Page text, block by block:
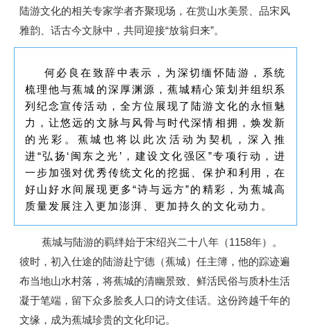
陆游文化的相关专家学者齐聚现场，在赏山水美景、品宋风
雅韵、话古今文脉中，共同迎接“放翁归来”。
何必良在致辞中表示，为深切缅怀陆游，系统
梳理他与蕉城的深厚渊源，蕉城精心策划并组织系
列纪念宣传活动，全方位展现了陆游文化的永恒魅
力，让悠远的文脉与风骨与时代深情相拥，焕发新
的光彩。蕉城也将以此次活动为契机，深入推
进“弘扬‘闽东之光’，建设文化强区”专项行动，进
一步加强对优秀传统文化的挖掘、保护和利用，在
好山好水间展现更多“诗与远方”的精彩，为蕉城高
质量发展注入更加澎湃、更加持久的文化动力。
蕉城与陆游的羁绊始于宋绍兴二十八年（1158年）。
彼时，初入仕途的陆游赴宁德（蕉城）任主簿，他的踪迹遍
布当地山水村落，将蕉城的清幽景致、鲜活民俗与质朴生活
凝于笔端，留下众多脍炙人口的诗文佳话。这份跨越千年的
文缘，成为蕉城珍贵的文化印记。